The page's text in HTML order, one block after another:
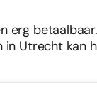
erg
in Utrecht kan